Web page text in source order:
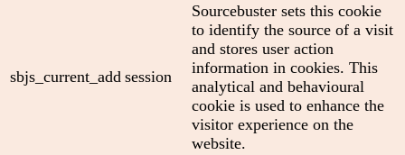
sbjs_current_add session
Sourcebuster sets this cookie
to identify the source of a visit
and stores user action
information in cookies. This
analytical and behavioural
cookie is used to enhance the
visitor experience on the
website.